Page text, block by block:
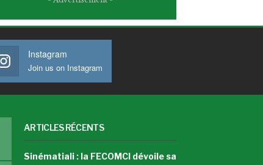
Instagram
Join us on Instagram
ARTICLES RÉCENTS
Sinématiali : la FECOMCI dévoile sa